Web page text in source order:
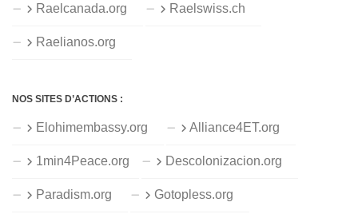
Raelcanada.org Raelswiss.ch
Raelianos.org
NOS SITES D’ACTIONS :
Elohimembassy.org Alliance4ET.org
1min4Peace.org Descolonizacion.org
Paradism.org Gotopless.org